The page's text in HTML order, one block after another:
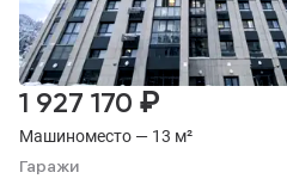
Машиноместо — 13 м²
Гаражи
1 927 170 ₽